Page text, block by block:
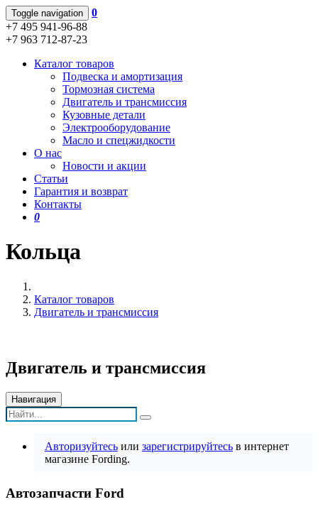
Toggle navigation
0
+7 495 941-96-88
+7 963 712-87-23
Каталог товаров
Подвеска и амортизация
Тормозная система
Двигатель и трансмиссия
Кузовные детали
Электрооборудование
Масло и спецжидкости
О нас
Новости и акции
Статьи
Гарантия и возврат
Контакты
0
Кольца
Каталог товаров
Двигатель и трансмиссия
Двигатель и трансмиссия
Навигация
Авторизуйтесь или зарегистрируйтесь в интернет
магазине Fording.
Автозапчасти Ford